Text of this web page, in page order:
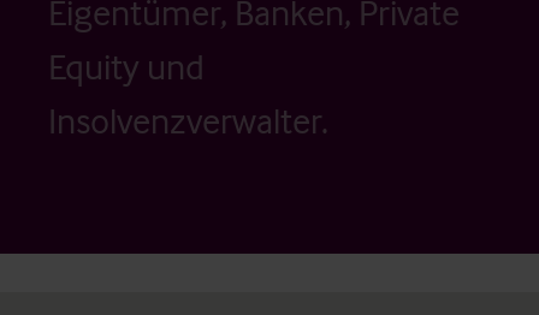
Eigentümer, Banken, Private
Equity und
Insolvenzverwalter.